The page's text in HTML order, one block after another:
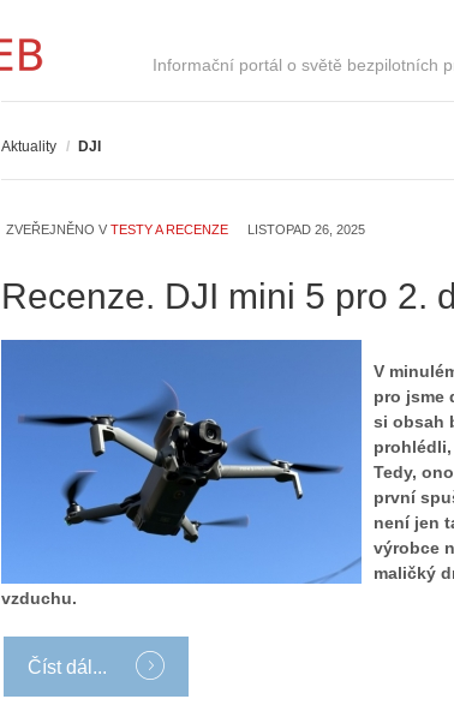
Informační portál o světě bezpilotních
Aktuality / DJI
ZVEŘEJNĚNO V TESTY A RECENZE LISTOPAD 26, 2025
Recenze. DJI mini 5 pro 2.
V
pro jsme
si obsah
Tedy,
první
není jen
výrobce
maličký
vzduchu.
Číst dál...